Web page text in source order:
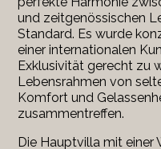
und zeitgenössischen
Standard. Es wurde
einer internationalen
Exklusivität gerecht zu
Lebensrahmen von
Komfort und
zusammentreffen.
Die Hauptvilla mit einer